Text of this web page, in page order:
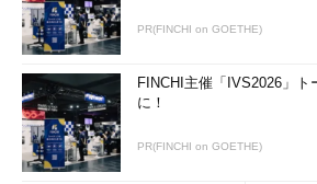
PR(FINCHI on GOETHE)
FINCHI主催「IVS2026」ト
に！
PR(FINCHI on GOETHE)